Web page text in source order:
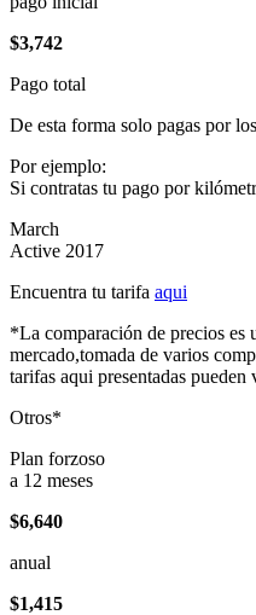
$3,742
Pago total
De esta forma solo pagas por
Por ejemplo:
Si contratas tu pago por
March
Active 2017
Encuentra tu tarifa aqui
*La comparación de precios es
mercado,tomada de varios
tarifas aqui presentadas pueden
Otros*
Plan forzoso
a 12 meses
$6,640
anual
$1,415